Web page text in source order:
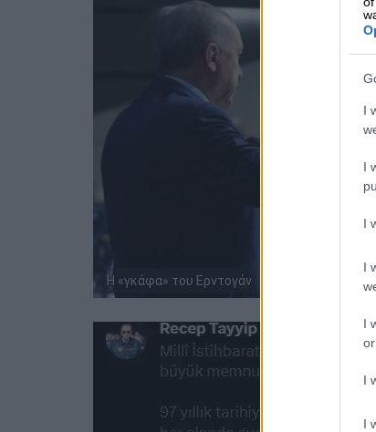
I
I
I
I
I
I
I
Η «γκάφα» του Ερντογάν